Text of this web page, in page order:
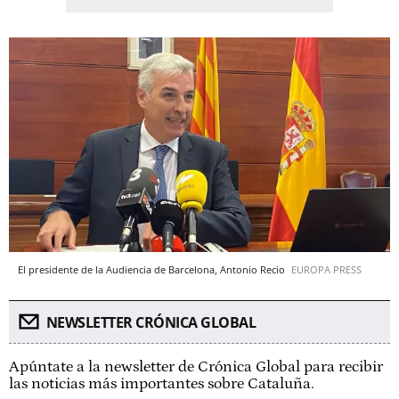
El presidente de la Audiencia de Barcelona, Antonio Recio EUROPA PRESS
NEWSLETTER CRÓNICA GLOBAL
Apúntate a la newsletter de Crónica Global para recibir
las noticias más importantes sobre Cataluña.